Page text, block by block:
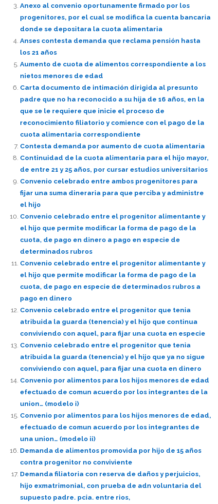
Anexo al convenio oportunamente firmado por los
progenitores, por el cual se modifica la cuenta bancaria
donde se depositara la cuota alimentaria
Anses contesta demanda que reclama pensión hasta
los 21 años
Aumento de cuota de alimentos correspondiente a los
nietos menores de edad
Carta documento de intimación dirigida al presunto
padre que no ha reconocido a su hija de 16 años, en la
que se le requiere que inicie el proceso de
reconocimiento filiatorio y comience con el pago de la
cuota alimentaria correspondiente
Contesta demanda por aumento de cuota alimentaria
Continuidad de la cuota alimentaria para el hijo mayor,
de entre 21 y 25 años, por cursar estudios universitarios
Convenio celebrado entre ambos progenitores para
fijar una suma dineraria para que perciba y administre
el hijo
Convenio celebrado entre el progenitor alimentante y
el hijo que permite modificar la forma de pago de la
cuota, de pago en dinero a pago en especie de
determinados rubros
Convenio celebrado entre el progenitor alimentante y
el hijo que permite modificar la forma de pago de la
cuota, de pago en especie de determinados rubros a
pago en dinero
Convenio celebrado entre el progenitor que tenia
atribuida la guarda (tenencia) y el hijo que continua
conviviendo con aquel, para fijar una cuota en especie
Convenio celebrado entre el progenitor que tenia
atribuida la guarda (tenencia) y el hijo que ya no sigue
conviviendo con aquel, para fijar una cuota en dinero
Convenio por alimentos para los hijos menores de edad
efectuado de comun acuerdo por los integrantes de la
union… (modelo i)
Convenio por alimentos para los hijos menores de edad,
efectuado de comun acuerdo por los integrantes de
una union… (modelo ii)
Demanda de alimentos promovida por hijo de 15 años
contra progenitor no conviviente
Demanda filiatoria con reserva de daños y perjuicios,
hijo exmatrimonial, con prueba de adn voluntaria del
supuesto padre. pcia. entre rios,